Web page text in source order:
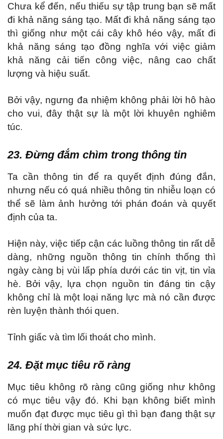
Chưa kể đến, nếu thiếu sự tập trung bạn sẽ mất
đi khả năng sáng tạo. Mất đi khả năng sáng tạo
thì giống như một cái cây khô héo vậy, mất đi
khả năng sáng tạo đồng nghĩa với việc giảm
khả năng cải tiến công việc, nâng cao chất
lượng và hiệu suất.
Bởi vậy, ngưng đa nhiệm không phải lời hô hào
cho vui, đây thật sự là một lời khuyên nghiêm
túc.
23. Đừng đắm chìm trong thông tin
Ta cần thông tin để ra quyết định đúng đắn,
nhưng nếu có quá nhiều thông tin nhiễu loạn có
thể sẽ làm ảnh hưởng tới phán đoán và quyết
định của ta.
Hiện này, việc tiếp cận các luồng thông tin rất dễ
dàng, những nguồn thông tin chính thống thì
ngày càng bị vùi lấp phía dưới các tin vịt, tin vỉa
hè. Bởi vậy, lựa chọn nguồn tin đáng tin cậy
không chỉ là một loại năng lực mà nó cần được
rèn luyện thành thói quen.
Tỉnh giấc và tìm lối thoát cho mình.
24. Đặt mục tiêu rõ ràng
Mục tiêu không rõ ràng cũng giống như không
có mục tiêu vậy đó. Khi bạn không biết mình
muốn đạt được mục tiêu gì thì bạn đang thật sự
lãng phí thời gian và sức lực.